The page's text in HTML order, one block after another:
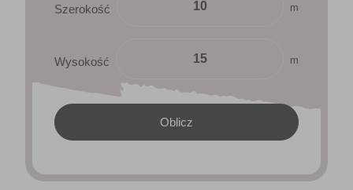
Szerokość m
Wysokość m